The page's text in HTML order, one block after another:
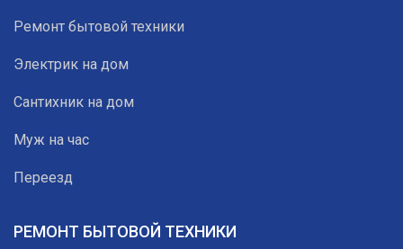
Ремонт бытовой техники
Электрик на дом
Сантихник на дом
Муж на час
Переезд
РЕМОНТ БЫТОВОЙ ТЕХНИКИ